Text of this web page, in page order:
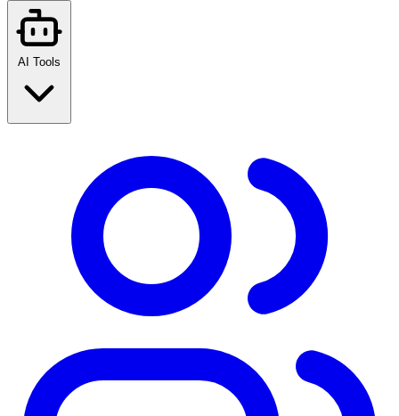
AI Tools